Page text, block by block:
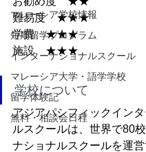
マレーシア学校情報
短期留学プログラム
インターナショナルスクール
マレーシア大学・語学学校
留学体験記
無料・相談会日程
難易度　★★★
学費　★★★
施設　★★★
学校について
アジアパシフィックイン
ルスクールは、世界で80
ナショナルスクールを運